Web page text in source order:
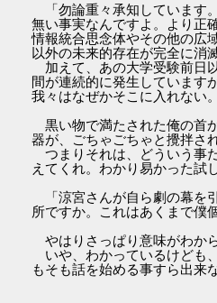
「勿論重々承知しています
無い事実なんですよ。より正
情報統合思念体やその他の広
以外の未来的存在が完全に消
加えて、あの大学受験前日
間が連続的に発生していますが
我々はなぜかそこに入れない
黒い物で満たされた俺の首
器が、ごちゃごちゃと攪拌さ
つまりそれは、どういう事
えてくれ。わかり易かった試
「涼宮さんが自ら劇の幕を
所ですか。これはあくまで僕
やはりさっぱり意味がわから
いや、わかっているけども
もそも話を始める事すら出来